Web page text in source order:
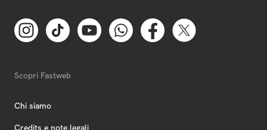
Scopri Fastweb
Chi siamo
Credits e note legali